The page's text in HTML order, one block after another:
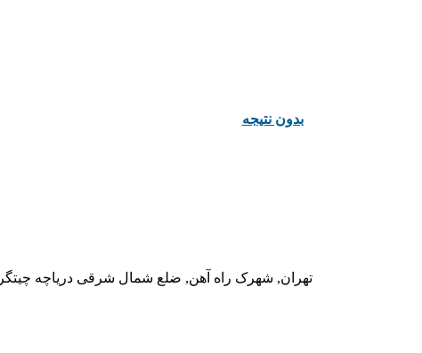
ﺑﺪﻭﻥ ﻧﺘﯿﺠﻪ
تهران, شهرک راه آهن, ضلع شمال شرقی دریاچه